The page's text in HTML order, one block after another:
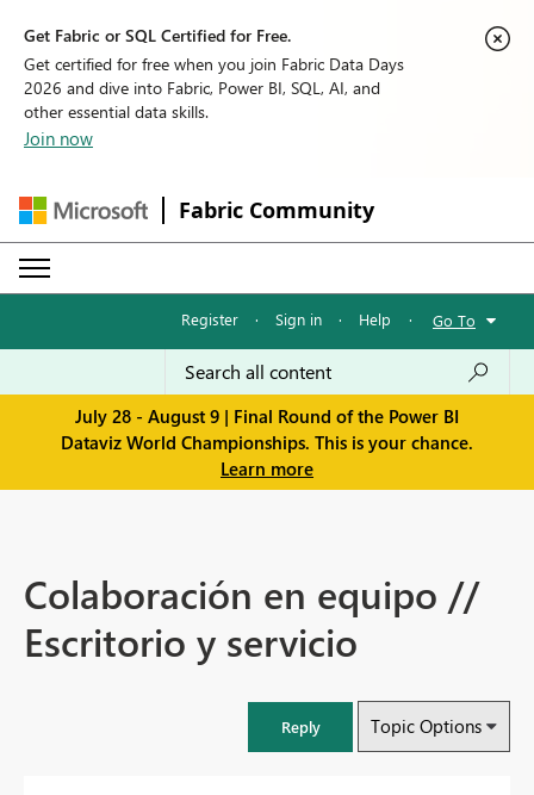
Get Fabric or SQL Certified for Free.
Get certified for free when you join Fabric Data Days
2026 and dive into Fabric, Power BI, SQL, AI, and
other essential data skills.
Join now
Fabric Community
Register · Sign in · Help · Go To
July 28 - August 9 | Final Round of the Power BI
Dataviz World Championships. This is your chance.
Learn more
Colaboración en equipo //
Escritorio y servicio
Reply Topic Options